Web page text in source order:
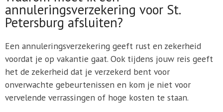
annuleringsverzekering voor St.
Petersburg afsluiten?
Een annuleringsverzekering geeft rust en zekerheid
voordat je op vakantie gaat. Ook tijdens jouw reis geeft
het de zekerheid dat je verzekerd bent voor
onverwachte gebeurtenissen en kom je niet voor
vervelende verrassingen of hoge kosten te staan.